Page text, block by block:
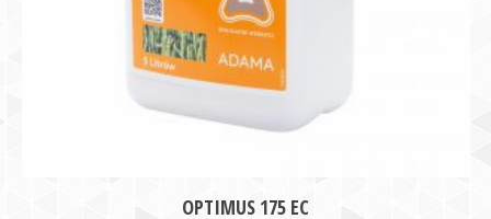
OPTIMUS 175 EC